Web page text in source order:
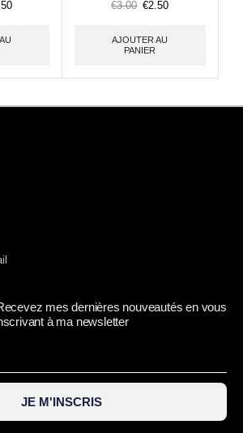
€3.00 €2.50
AJOUTER AU
PANIER
mes dernières nouveautés en vous
à ma newsletter
JE M'INSCRIS